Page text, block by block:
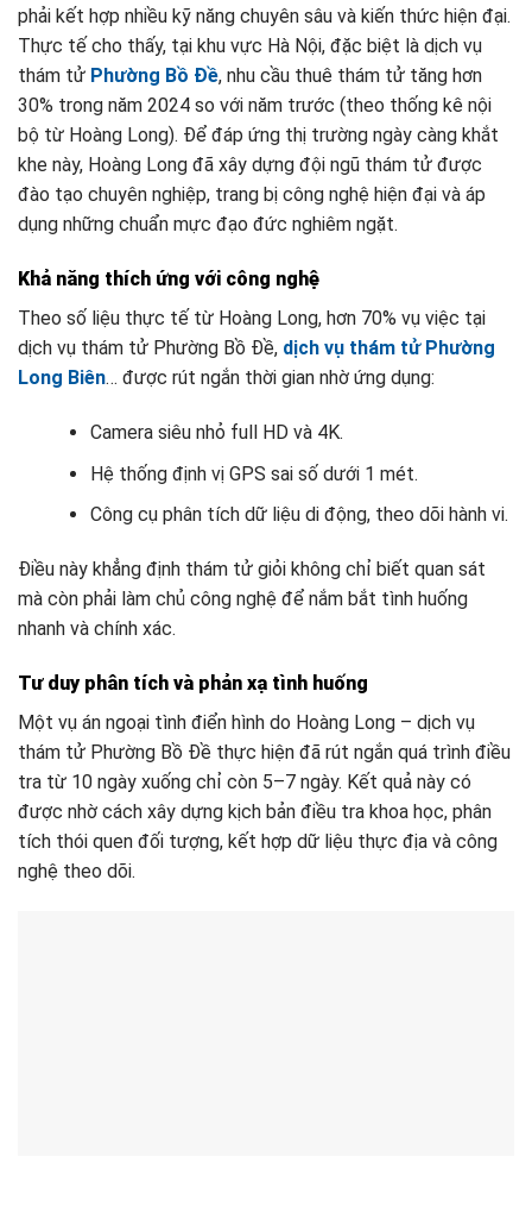
phải kết hợp nhiều kỹ năng chuyên sâu và kiến thức hiện đại.
Thực tế cho thấy, tại khu vực Hà Nội, đặc biệt là dịch vụ
thám tử Phường Bồ Đề, nhu cầu thuê thám tử tăng hơn
30% trong năm 2024 so với năm trước (theo thống kê nội
bộ từ Hoàng Long). Để đáp ứng thị trường ngày càng khắt
khe này, Hoàng Long đã xây dựng đội ngũ thám tử được
đào tạo chuyên nghiệp, trang bị công nghệ hiện đại và áp
dụng những chuẩn mực đạo đức nghiêm ngặt.
Khả năng thích ứng với công nghệ
Theo số liệu thực tế từ Hoàng Long, hơn 70% vụ việc tại
dịch vụ thám tử Phường Bồ Đề, dịch vụ thám tử Phường
Long Biên… được rút ngắn thời gian nhờ ứng dụng:
Camera siêu nhỏ full HD và 4K.
Hệ thống định vị GPS sai số dưới 1 mét.
Công cụ phân tích dữ liệu di động, theo dõi hành vi.
Điều này khẳng định thám tử giỏi không chỉ biết quan sát
mà còn phải làm chủ công nghệ để nắm bắt tình huống
nhanh và chính xác.
Tư duy phân tích và phản xạ tình huống
Một vụ án ngoại tình điển hình do Hoàng Long – dịch vụ
thám tử Phường Bồ Đề thực hiện đã rút ngắn quá trình điều
tra từ 10 ngày xuống chỉ còn 5–7 ngày. Kết quả này có
được nhờ cách xây dựng kịch bản điều tra khoa học, phân
tích thói quen đối tượng, kết hợp dữ liệu thực địa và công
nghệ theo dõi.